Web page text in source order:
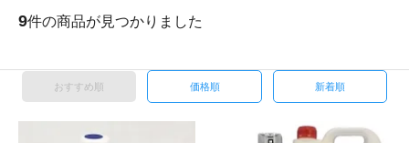
9件の商品が見つかりました
おすすめ順 価格順 新着順